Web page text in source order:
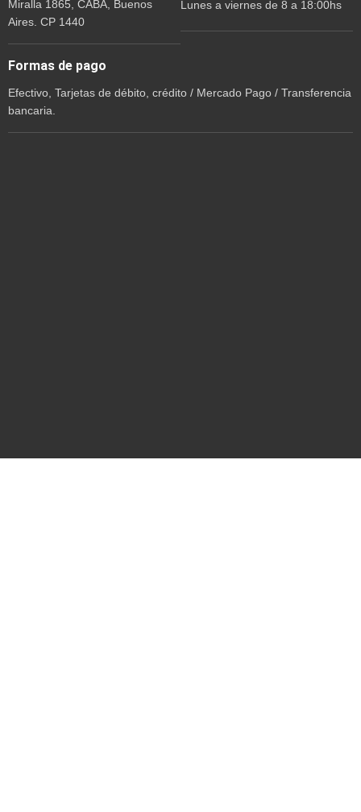
Miralla 1865, CABA, Buenos
Aires. CP 1440
Lunes a viernes de 8 a 18:00hs
Formas de pago
Efectivo, Tarjetas de débito, crédito / Mercado Pago / Transferencia
bancaria.